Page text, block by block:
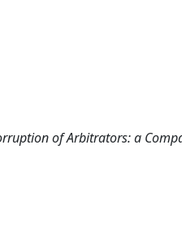
of Arbitrators: a